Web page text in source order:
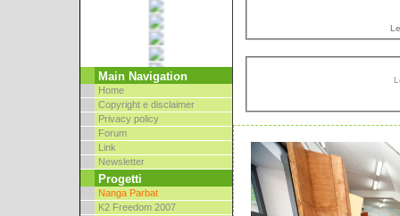
Main Navigation
Home
Copyright e disclaimer
Privacy policy
Forum
Link
Newsletter
Progetti
Nanga Parbat
K2 Freedom 2007